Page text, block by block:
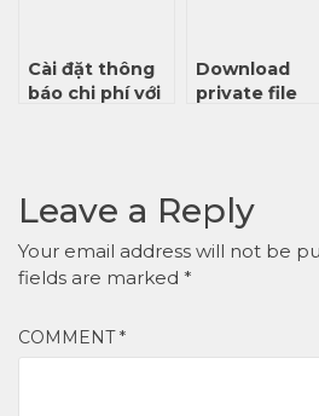
Cài đặt thông
báo chi phí với
Download
private file
Leave a Reply
Your email address will not be
fields are marked *
COMMENT*